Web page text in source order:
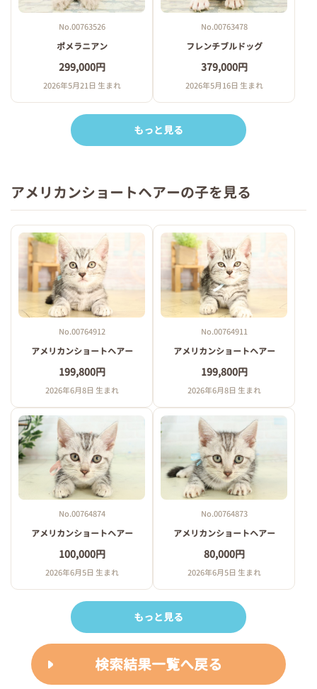
No.00763526
ポメラニアン
299,000円
2026年5月21日 生まれ
No.00763478
フレンチブルドッグ
379,000円
2026年5月16日 生まれ
もっと見る
アメリカンショートヘアーの子を見る
No.00764912
アメリカンショートヘアー
199,800円
2026年6月8日 生まれ
No.00764911
アメリカンショートヘアー
199,800円
2026年6月8日 生まれ
No.00764874
アメリカンショートヘアー
100,000円
2026年6月5日 生まれ
No.00764873
アメリカンショートヘアー
80,000円
2026年6月5日 生まれ
もっと見る
検索結果一覧へ戻る